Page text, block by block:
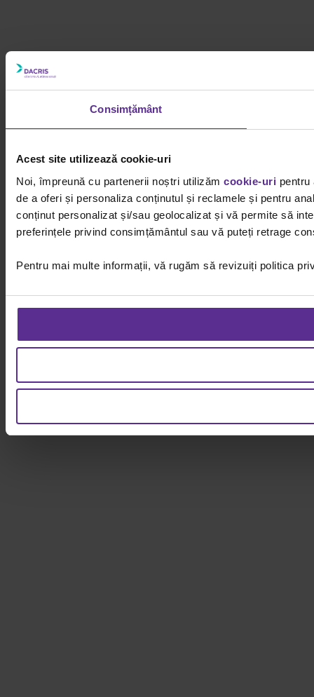
Consimțământ
Acest site utilizează cookie-uri
Noi, împreună cu partenerii noștri utilizăm cookie-uri
de a oferi și personaliza conținutul și reclamele și pentru
conținut personalizat și/sau geolocalizat și vă permite să
preferințele privind consimțământul sau vă puteți retrage
Pentru mai multe informații, vă rugăm să revizuiți politica